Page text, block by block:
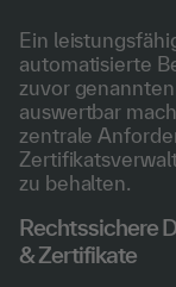
Ein
automatisierte
zuvor
auswertbar
zentrale
zu behalten.
Rechtssichere
& Zertifikate